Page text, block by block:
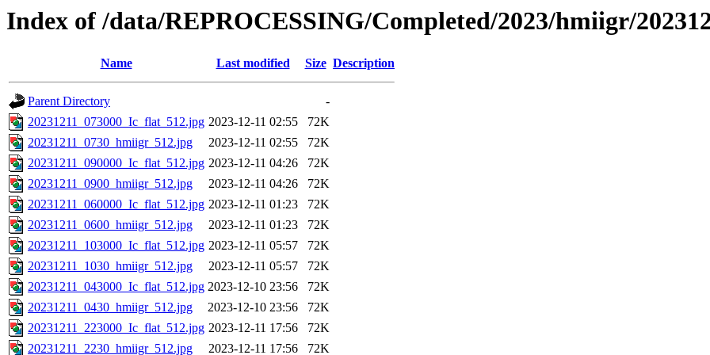
Index of /data/REPROCESSING/Completed/2023/hmiigr/
Name Last modified Size Description
Parent Directory
-
20231211_073000_Ic_flat_512.jpg 2023-12-11 02:55
72K
20231211_0730_hmiigr_512.jpg
2023-12-11 02:55
72K
20231211_090000_Ic_flat_512.jpg 2023-12-11 04:26
72K
20231211_0900_hmiigr_512.jpg
2023-12-11 04:26
72K
20231211_060000_Ic_flat_512.jpg 2023-12-11 01:23
72K
20231211_0600_hmiigr_512.jpg
2023-12-11 01:23
72K
20231211_103000_Ic_flat_512.jpg 2023-12-11 05:57
72K
20231211_1030_hmiigr_512.jpg
2023-12-11 05:57
72K
20231211_043000_Ic_flat_512.jpg 2023-12-10 23:56
72K
20231211_0430_hmiigr_512.jpg
2023-12-10 23:56
72K
20231211_223000_Ic_flat_512.jpg 2023-12-11 17:56
72K
20231211_2230_hmiigr_512.jpg
2023-12-11 17:56 72K